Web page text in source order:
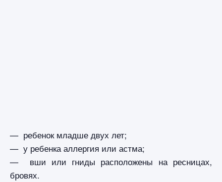
— ребенок младше двух лет;
— у ребенка аллергия или астма;
— вши или гниды расположены на ресницах,
бровях.